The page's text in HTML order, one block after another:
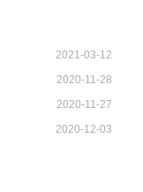
2021-03-12
2020-11-28
2020-11-27
2020-12-03